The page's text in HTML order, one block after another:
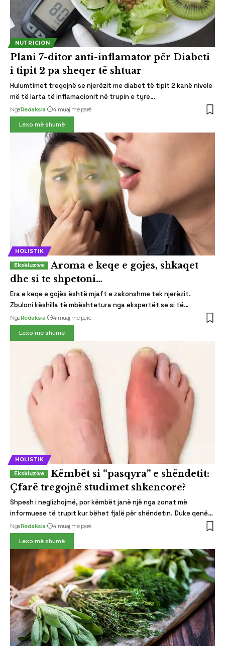
NUTRICION
Plani 7-ditor anti-inflamator për Diabeti
i tipit 2 pa sheqer të shtuar
Hulumtimet tregojnë se njerëzit me diabet të tipit 2 kanë nivele
më të larta të inflamacionit në trupin e tyre…
NgaRedaksia 4 muaj më parë
Lexo më shumë
HOLISTIK
Aroma e keqe e gojes, shkaqet
dhe si te shpetoni…
Era e keqe e gojës është mjaft e zakonshme tek njerëzit.
Zbuloni këshilla të mbështetura nga ekspertët se si të…
NgaRedaksia 4 muaj më parë
Lexo më shumë
HOLISTIK
Këmbët si “pasqyra” e shëndetit:
Çfarë tregojnë studimet shkencore?
Shpesh i neglizhojmë, por këmbët janë një nga zonat më
informuese të trupit kur bëhet fjalë për shëndetin. Duke qenë…
NgaRedaksia 4 muaj më parë
Lexo më shumë